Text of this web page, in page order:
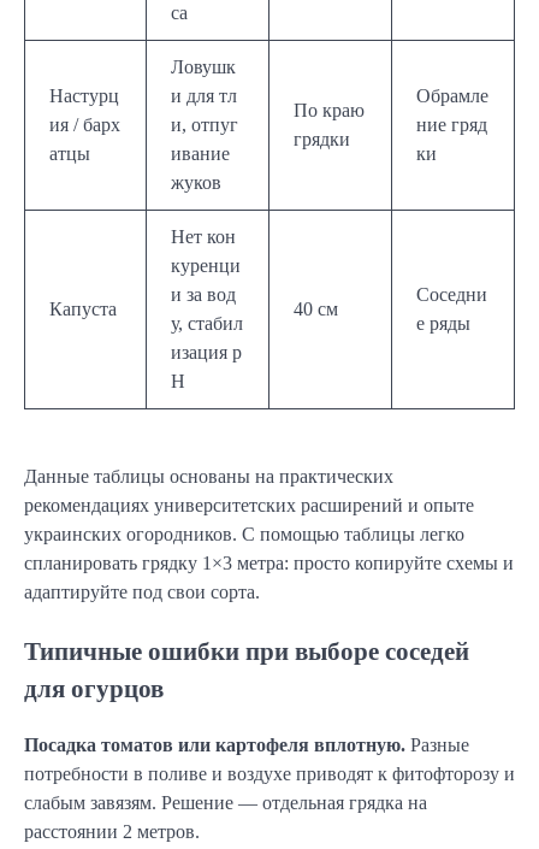
са
Настурц
ия / барх
атцы
Ловушк
и для тл
и, отпуг
ивание
жуков
По краю
грядки
Обрамле
ние гряд
ки
Капуста
Нет кон
куренци
и за вод
у, стабил
изация p
H
40 см
Соседни
е ряды
Данные таблицы основаны на практических
рекомендациях университетских расширений и опыте
украинских огородников. С помощью таблицы легко
спланировать грядку 1×3 метра: просто копируйте схемы и
адаптируйте под свои сорта.
Типичные ошибки при выборе соседей
для огурцов
Посадка томатов или картофеля вплотную. Разные
потребности в поливе и воздухе приводят к фитофторозу и
слабым завязям. Решение — отдельная грядка на
расстоянии 2 метров.